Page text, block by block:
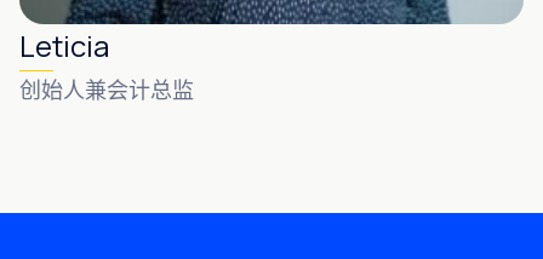
Leticia
创始人兼会计总监